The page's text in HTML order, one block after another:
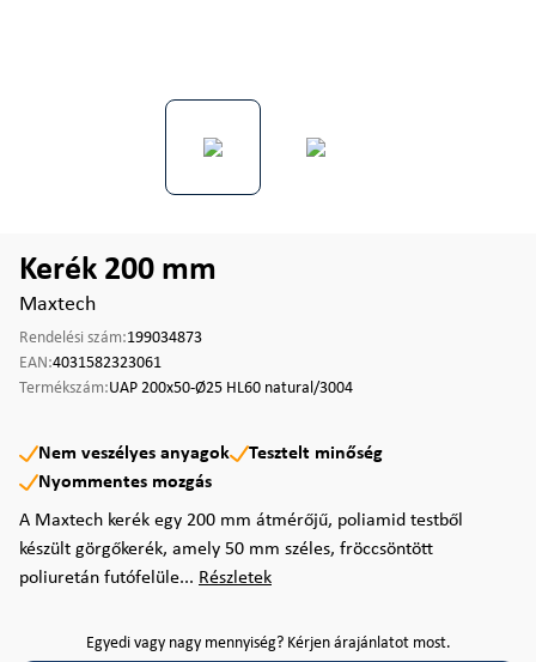
Kerék 200 mm
Maxtech
Rendelési szám:199034873
EAN:4031582323061
Termékszám:UAP 200x50-Ø25 HL60 natural/3004
Nem veszélyes anyagok
Tesztelt minőség
Nyommentes mozgás
A Maxtech kerék egy 200 mm átmérőjű, poliamid testből
készült görgőkerék, amely 50 mm széles, fröccsöntött
poliuretán futófelüle... Részletek
Egyedi vagy nagy mennyiség? Kérjen árajánlatot most.